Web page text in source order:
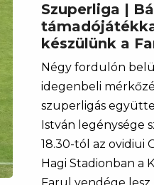
Szuperliga |
készülünk a
Négy fordulón
idegenbeli
szuperligás
István legénysége
18.30-tól az ovidiui
Hagi Stadionban a